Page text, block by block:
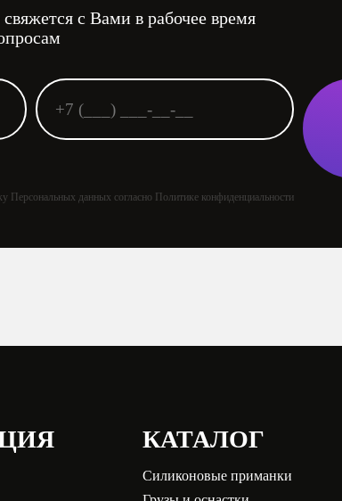
с Вами в рабочее время
Персональных данных согласно Политике конфиденциальности
КАТАЛОГ
Силиконовые приманки